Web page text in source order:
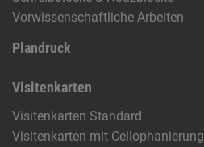
Vorwissenschaftliche Arbeiten
Plandruck
Visitenkarten
Visitenkarten Standard
Visitenkarten mit Cellophanierung